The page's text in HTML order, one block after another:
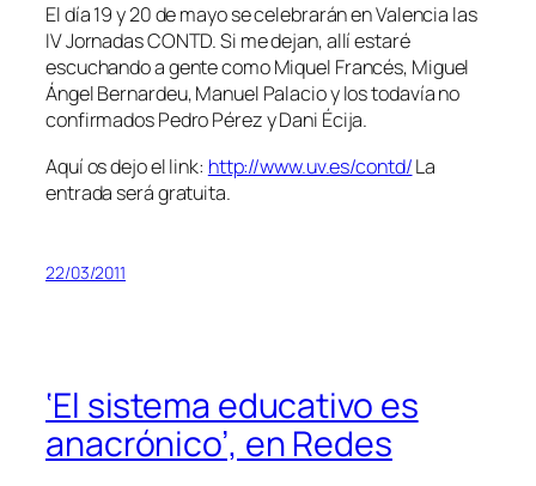
El día 19 y 20 de mayo se celebrarán en Valencia las
IV Jornadas CONTD. Si me dejan, allí estaré
escuchando a gente como Miquel Francés, Miguel
Ángel Bernardeu, Manuel Palacio y los todavía no
confirmados Pedro Pérez y Dani Écija.
Aquí os dejo el link: http://www.uv.es/contd/La
entrada será gratuita.
22/03/2011
‘El sistema educativo es
anacrónico’, en Redes